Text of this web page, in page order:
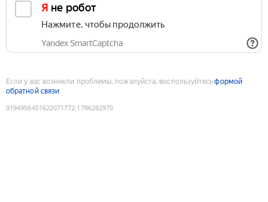
Я не робот
Нажмите, чтобы продолжить
Yandex SmartCaptcha
Если у вас возникли проблемы, пожалуйста, воспользуйтесьформой
обратной связи
9194956451622071772:1786282970